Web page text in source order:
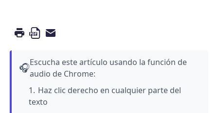
🎧Escucha este artículo usando la función de
audio de Chrome:
Haz clic derecho en cualquier parte del
texto